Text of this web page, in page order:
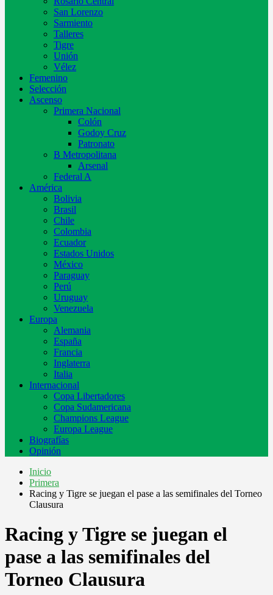
San Lorenzo
Sarmiento
Talleres
Tigre
Unión
Vélez
Femenino
Selección
Ascenso
Primera Nacional
Colón
Godoy Cruz
Patronato
B Metropolitana
Arsenal
Federal A
América
Bolivia
Brasil
Chile
Colombia
Ecuador
Estados Unidos
México
Paraguay
Perú
Uruguay
Venezuela
Europa
Alemania
España
Francia
Inglaterra
Italia
Internacional
Copa Libertadores
Copa Sudamericana
Champions League
Europa League
Biografías
Opinión
Inicio
Primera
Racing y Tigre se juegan el pase a las semifinales del Torneo
Clausura
Racing y Tigre se juegan el
pase a las semifinales del
Torneo Clausura